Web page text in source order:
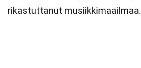
rikastuttanut musiikkimaailmaa.